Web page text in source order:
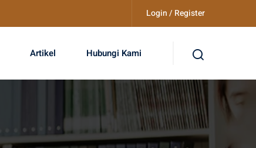
Login / Register
Artikel Hubungi Kami